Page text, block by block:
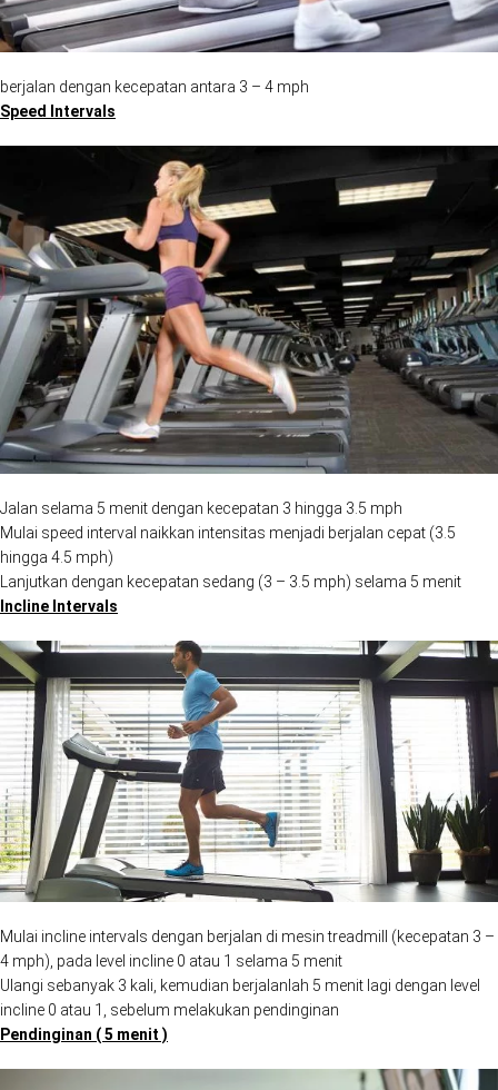
berjalan dengan kecepatan antara 3 – 4 mph
Speed Intervals
Jalan selama 5 menit dengan kecepatan 3 hingga 3.5 mph
Mulai speed interval naikkan intensitas menjadi berjalan cepat (3.5
hingga 4.5 mph)
Lanjutkan dengan kecepatan sedang (3 – 3.5 mph) selama 5 menit
Incline Intervals
Mulai incline intervals dengan berjalan di mesin treadmill (kecepatan 3 –
4 mph), pada level incline 0 atau 1 selama 5 menit
Ulangi sebanyak 3 kali, kemudian berjalanlah 5 menit lagi dengan level
incline 0 atau 1, sebelum melakukan pendinginan
Pendinginan ( 5 menit )